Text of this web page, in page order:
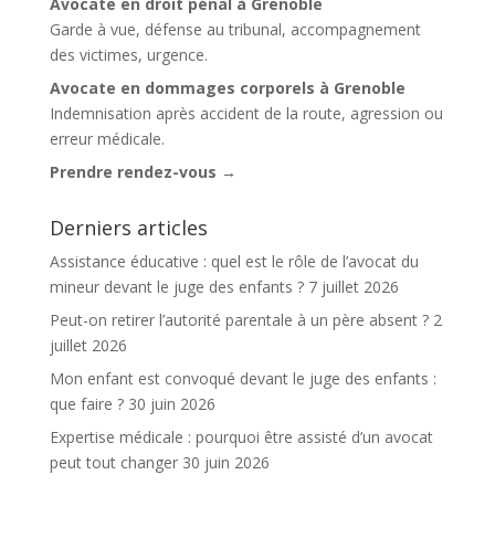
Garde à vue, défense au tribunal, accompagnement
des victimes, urgence.
Avocate en dommages corporels à Grenoble
Indemnisation après accident de la route, agression ou
erreur médicale.
Prendre rendez-vous →
Derniers articles
Assistance éducative : quel est le rôle de l’avocat du
mineur devant le juge des enfants ? 7 juillet 2026
Peut-on retirer l’autorité parentale à un père absent ? 2
juillet 2026
Mon enfant est convoqué devant le juge des enfants :
que faire ? 30 juin 2026
Expertise médicale : pourquoi être assisté d’un avocat
peut tout changer 30 juin 2026